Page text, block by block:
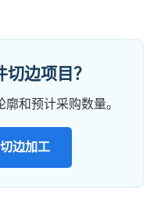
边项目？
和预计采购数量。
边加工